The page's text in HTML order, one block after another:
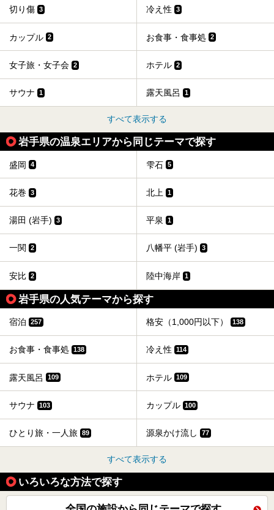
切り傷 3 冷え性 3
カップル 2 お食事・食事処 2
女子旅・女子会 2 ホテル 2
サウナ 1 露天風呂 1
すべて表示する
岩手県の温泉エリアから同じテーマで探す
盛岡 4 雫石 5
花巻 3 北上 1
湯田 (岩手) 3 平泉 1
一関 2 八幡平 (岩手) 3
安比 2 陸中海岸 1
岩手県の人気テーマから探す
宿泊 257 格安（1,000円以下） 138
お食事・食事処 138 冷え性 114
露天風呂 109 ホテル 109
サウナ 103 カップル 100
ひとり旅・一人旅 89 源泉かけ流し 77
すべて表示する
いろいろな方法で探す